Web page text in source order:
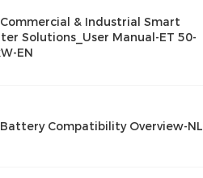
& Industrial Smart
Solutions_User Manual-ET 50-
EN
Compatibility Overview-NL